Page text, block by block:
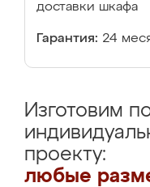
доставки шкафа
Гарантия: 24
Изготовим
проекту:
любые